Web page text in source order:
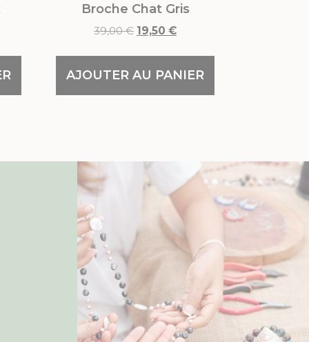
Broche Chat Gris
39,00€ 19,50 €
AJOUTER AU PANIER